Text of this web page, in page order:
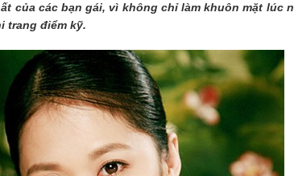
của các bạn gái, vì không chỉ làm khuôn mặt lúc
trang điểm kỹ.